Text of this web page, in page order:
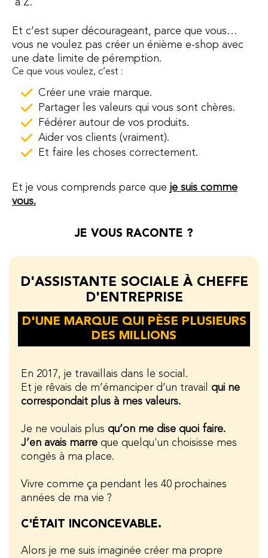
à Z.
Et c’est super décourageant, parce que vous…
vous ne voulez pas créer un énième e-shop avec
une date limite de péremption.
Ce que vous voulez, c’est :
Créer une vraie marque.
Partager les valeurs qui vous sont chères.
Fédérer autour de vos produits.
Aider vos clients (vraiment).
Et faire les choses correctement.
Et je vous comprends parce que je suis comme
vous.
JE VOUS RACONTE ?
D'ASSISTANTE SOCIALE À CHEFFE
D'ENTREPRISE
D'UNE MARQUE QUI PÈSE PLUSIEURS
DES MILLIONS
En 2017, je travaillais dans le social.
Et je rêvais de m’émanciper d’un travail qui ne
correspondait plus à mes valeurs.
Je ne voulais plus qu’on me dise quoi faire.
J’en avais marre que quelqu'un choisisse mes
congés à ma place.
Vivre comme ça pendant les 40 prochaines
années de ma vie ?
C'ÉTAIT INCONCEVABLE.
Alors je me suis imaginée créer ma propre